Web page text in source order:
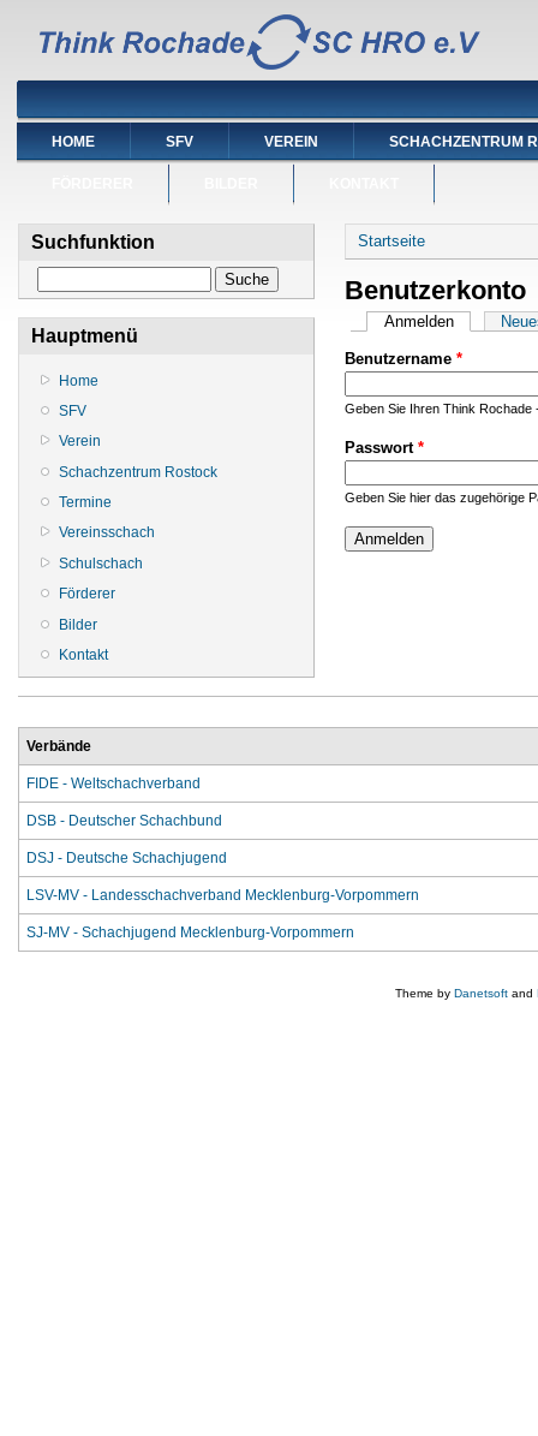
HOME SFV VEREIN SCHACHZENTRUM
Suchfunktion
Hauptmenü
Home
SFV
Verein
Schachzentrum Rostock
Termine
Vereinsschach
Schulschach
Förderer
Bilder
Kontakt
Sie sind hier
Startseite
Benutzerkonto
Haupt-Reiter
Anmelden(aktiver
Benutzername *
Geben Sie Ihren Think Rochade
Passwort *
Geben Sie hier das zugehörige
Verbände
FIDE - Weltschachverband
DSB - Deutscher Schachbund
DSJ - Deutsche Schachjugend
LSV-MV - Landesschachverband Mecklenburg-Vorpommern
SJ-MV - Schachjugend Mecklenburg-Vorpommern
Theme by Danetsoft and